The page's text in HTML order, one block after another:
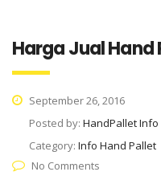
Harga Jual Hand
September 26, 2016
Posted by: HandPallet Info
Category: Info Hand Pallet
No Comments